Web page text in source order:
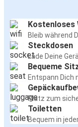
Kostenloses
Bleib während
Steckdosen
Lade Deine
Bequeme
Entspann
Platz zum
Toiletten
Bequem in